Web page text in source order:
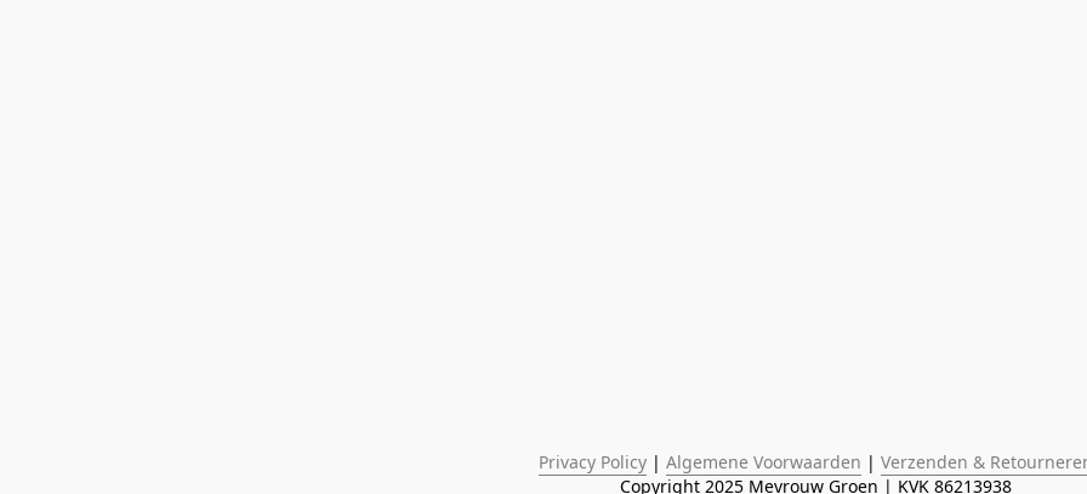
Privacy Policy | Algemene Voorwaarden | Verzenden &
Copyright 2025 Mevrouw Groen | KVK 86213938